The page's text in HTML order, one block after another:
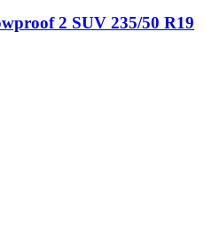
2 SUV 235/50 R19